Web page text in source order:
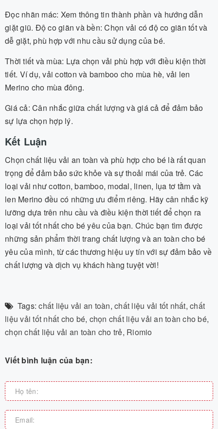
Đọc nhãn mác: Xem thông tin thành phần và hướng dẫn
giặt giũ. Độ co giãn và bền: Chọn vải có độ co giãn tốt và
dễ giặt, phù hợp với nhu cầu sử dụng của bé.
Thời tiết và mùa: Lựa chọn vải phù hợp với điều kiện thời
tiết. Ví dụ, vải cotton và bamboo cho mùa hè, vải len
Merino cho mùa đông.
Giá cả: Cân nhắc giữa chất lượng và giá cả để đảm bảo
sự lựa chọn hợp lý.
Kết Luận
Chọn chất liệu vải an toàn và phù hợp cho bé là rất quan
trọng để đảm bảo sức khỏe và sự thoải mái của trẻ. Các
loại vải như cotton, bamboo, modal, linen, lụa tơ tằm và
len Merino đều có những ưu điểm riêng. Hãy cân nhắc kỹ
lưỡng dựa trên nhu cầu và điều kiện thời tiết để chọn ra
loại vải tốt nhất cho bé yêu của bạn. Chúc bạn tìm được
những sản phẩm thời trang chất lượng và an toàn cho bé
yêu của mình, từ các thương hiệu uy tín với sự đảm bảo về
chất lượng và dịch vụ khách hàng tuyệt vời!
Tags: chất liệu vải an toàn, chất liệu vải tốt nhất, chất
liệu vải tốt nhất cho bé, chọn chất liệu vải an toàn cho bé,
chọn chất liệu vải an toàn cho trẻ, Riomio
Viết bình luận của bạn: